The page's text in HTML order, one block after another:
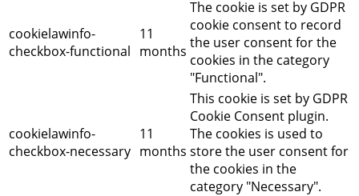
cookielawinfo-
checkbox-functional
11
months
The cookie is set by GDPR
cookie consent to record
the user consent for the
cookies in the category
"Functional".
cookielawinfo-
checkbox-necessary
11
months
This cookie is set by GDPR
Cookie Consent plugin.
The cookies is used to
store the user consent for
the cookies in the
category "Necessary".